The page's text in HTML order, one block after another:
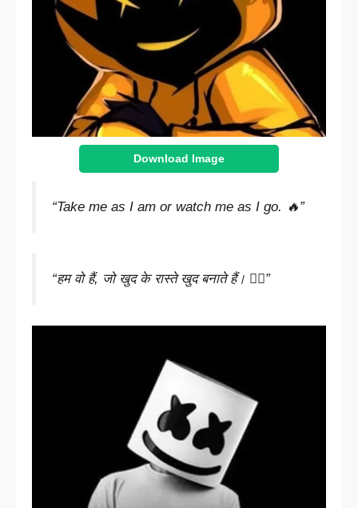
Download Image
“Take me as I am or watch me as I go. 🔥”
“हम वो हैं, जो खुद के रास्ते खुद बनाते हैं। 🚶‍♂️”